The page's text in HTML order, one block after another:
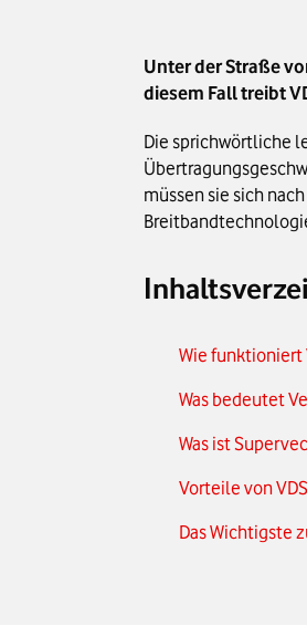
Unter der Straße
diesem Fall treibt
Die sprichwörtliche
müssen sie sich
Wie funktioniert
Was bedeutet
Was ist
Vorteile von
Das Wichtigste